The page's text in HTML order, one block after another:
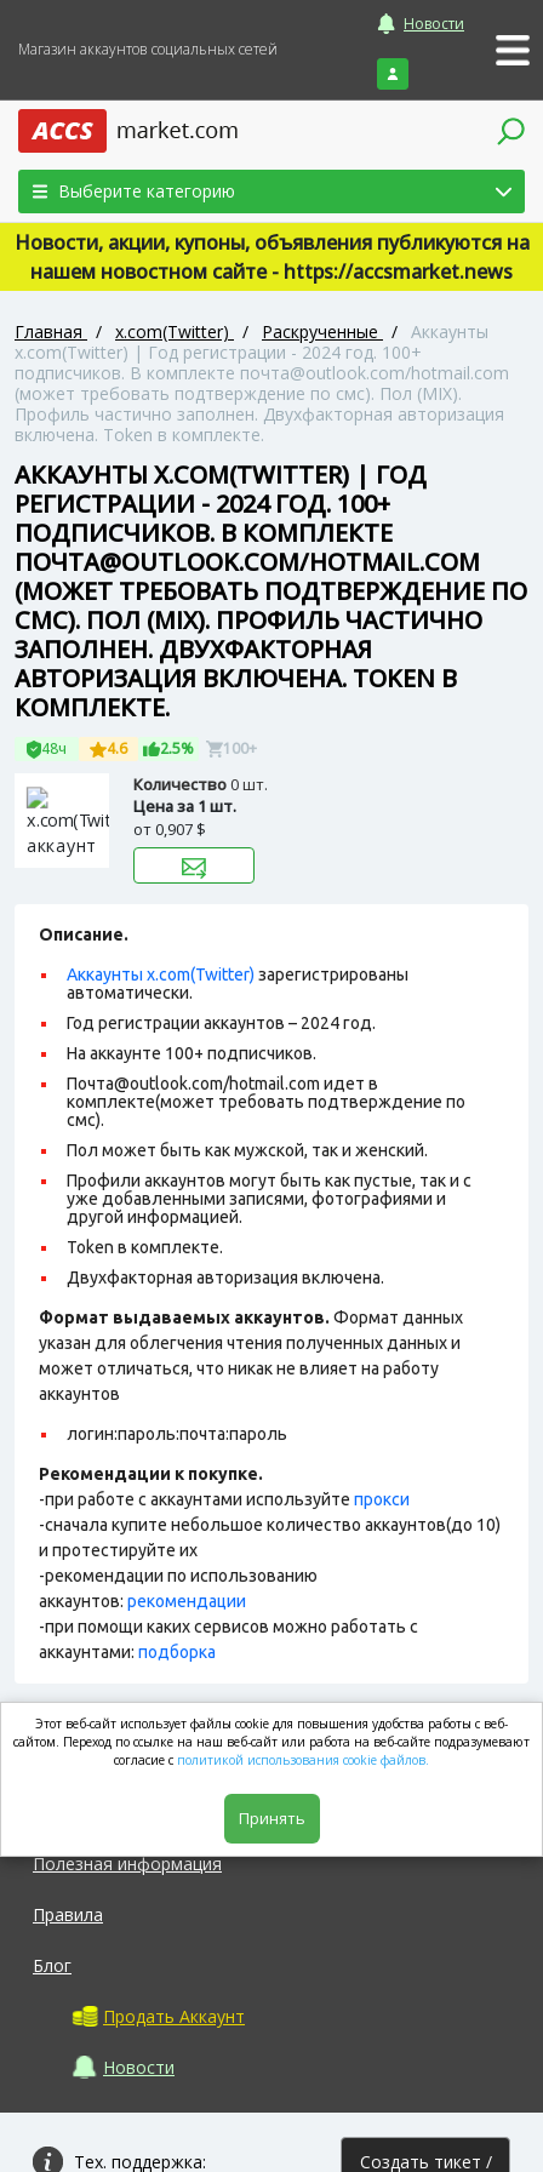
Магазин аккаунтов социальных сетей
Новости
Войти
Выберите категорию
Новости, акции, купоны, объявления публикуются на
нашем новостном сайте - https://accsmarket.news
Главная / x.com(Twitter) / Раскрученные / Аккаунты
x.com(Twitter) | Год регистрации - 2024 год. 100+
подписчиков. В комплекте почта@outlook.com/hotmail.com
(может требовать подтверждение по смс). Пол (MIX).
Профиль частично заполнен. Двухфакторная авторизация
включена. Token в комплекте.
АККАУНТЫ X.COM(TWITTER) | ГОД
РЕГИСТРАЦИИ - 2024 ГОД. 100+
ПОДПИСЧИКОВ. В КОМПЛЕКТЕ
ПОЧТА@OUTLOOK.COM/HOTMAIL.COM
(МОЖЕТ ТРЕБОВАТЬ ПОДТВЕРЖДЕНИЕ ПО
СМС). ПОЛ (MIX). ПРОФИЛЬ ЧАСТИЧНО
ЗАПОЛНЕН. ДВУХФАКТОРНАЯ
АВТОРИЗАЦИЯ ВКЛЮЧЕНА. TOKEN В
КОМПЛЕКТЕ.
48ч 4.6 2.5% 100+
Количество0 шт.
Цена за 1 шт.
от0,907 $
Описание.
Аккаунты x.com(Twitter) зарегистрированы
автоматически.
Год регистрации аккаунтов – 2024 год.
На аккаунте 100+ подписчиков.
Почта@outlook.com/hotmail.com идет в
комплекте(может требовать подтверждение по
смс).
Пол может быть как мужской, так и женский.
Профили аккаунтов могут быть как пустые, так и с
уже добавленными записями, фотографиями и
другой информацией.
Token в комплекте.
Двухфакторная авторизация включена.
Формат выдаваемых аккаунтов. Формат данных
указан для облегчения чтения полученных данных и
может отличаться, что никак не влияет на работу
аккаунтов
логин:пароль:почта:пароль
Рекомендации к покупке.
-при работе с аккаунтами используйте прокси
-сначала купите небольшое количество аккаунтов(до 10)
и протестируйте их
-рекомендации по использованию
аккаунтов: рекомендации
-при помощи каких сервисов можно работать с
аккаунтами: подборка
market.com
Полезная информация
Правила
Блог
Продать Аккаунт
Новости
Тех. поддержка: Создать тикет /
Этот веб-сайт использует файлы cookie для повышения удобства работы с веб-
сайтом. Переход по ссылке на наш веб-сайт или работа на веб-сайте подразумевают
согласие с политикой использования cookie файлов.
Принять